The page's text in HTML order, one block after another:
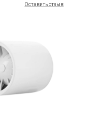
Оставить отзыв